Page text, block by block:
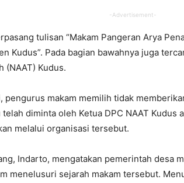
-Advertisement-
tulisan “Makam Pangeran Arya
Kudus”. Pada bagian bawahnya juga
(NAAT) Kudus.
pengurus makam memilih tidak
diminta oleh Ketua DPC NAAT
melalui organisasi tersebut.
Indarto, mengatakan pemerintah desa
menelusuri sejarah makam tersebut.